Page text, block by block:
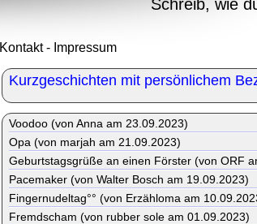
Schreib, wie
Kontakt- Impressum
Kurzgeschichten mit persönlichem
Voodoo (von Anna am 23.09.2023)
Opa (von marjah am 21.09.2023)
Geburtstagsgrüße an einen Förster (von ORF
Pacemaker (von Walter Bosch am 19.09.2023)
Fingernudeltag°° (von Erzähloma am
Fremdscham (von rubber sole am 01.09.2023)